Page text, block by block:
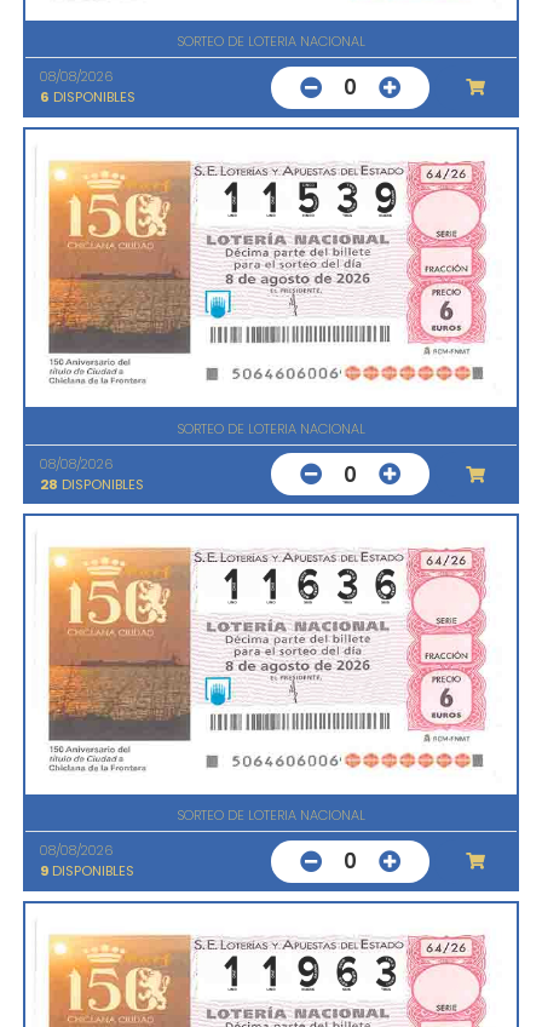
SORTEO DE LOTERIA NACIONAL
08/08/2026
6 DISPONIBLES 0
SORTEO DE LOTERIA NACIONAL
08/08/2026
28 DISPONIBLES 0
SORTEO DE LOTERIA NACIONAL
08/08/2026
9 DISPONIBLES 0